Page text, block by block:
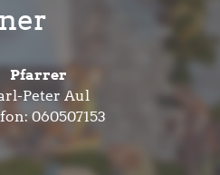
Pfarrer
Peter Aul
060507153